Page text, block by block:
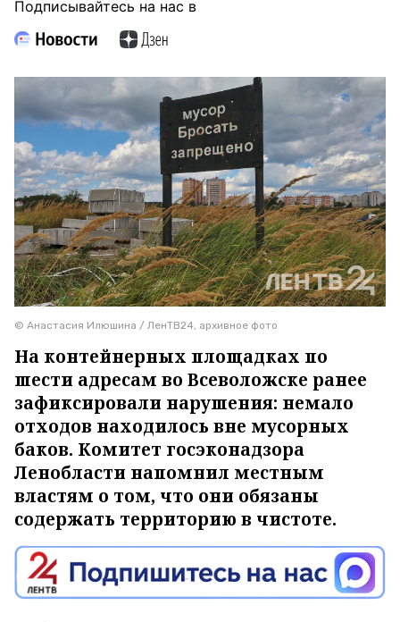
Подписывайтесь на нас в
© Анастасия Илюшина / ЛенТВ24, архивное фото
На контейнерных площадках по
шести адресам во Всеволожске ранее
зафиксировали нарушения: немало
отходов находилось вне мусорных
баков. Комитет госэконадзора
Ленобласти напомнил местным
властям о том, что они обязаны
содержать территорию в чистоте.